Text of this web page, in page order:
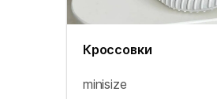
Кроссовки
minisize